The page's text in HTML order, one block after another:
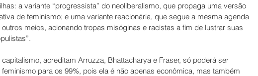
a variante “progressista” do neoliberalismo, que propaga uma versão
de feminismo; e uma variante reacionária, que segue a mesma agenda
meios, acionando tropas misóginas e racistas a fim de lustrar suas
acreditam Arruzza, Bhattacharya e Fraser, só poderá ser
para os 99%, pois ela é não apenas econômica, mas também